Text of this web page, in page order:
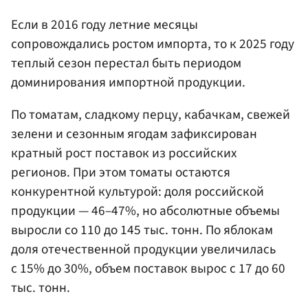
Если в 2016 году летние месяцы
сопровождались ростом импорта, то к 2025 году
теплый сезон перестал быть периодом
доминирования импортной продукции.
По томатам, сладкому перцу, кабачкам, свежей
зелени и сезонным ягодам зафиксирован
кратный рост поставок из российских
регионов. При этом томаты остаются
конкурентной культурой: доля российской
продукции — 46–47%, но абсолютные объемы
выросли со 110 до 145 тыс. тонн. По яблокам
доля отечественной продукции увеличилась
с 15% до 30%, объем поставок вырос с 17 до 60
тыс. тонн.